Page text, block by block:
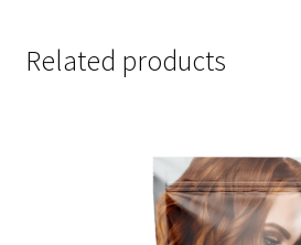
Related products